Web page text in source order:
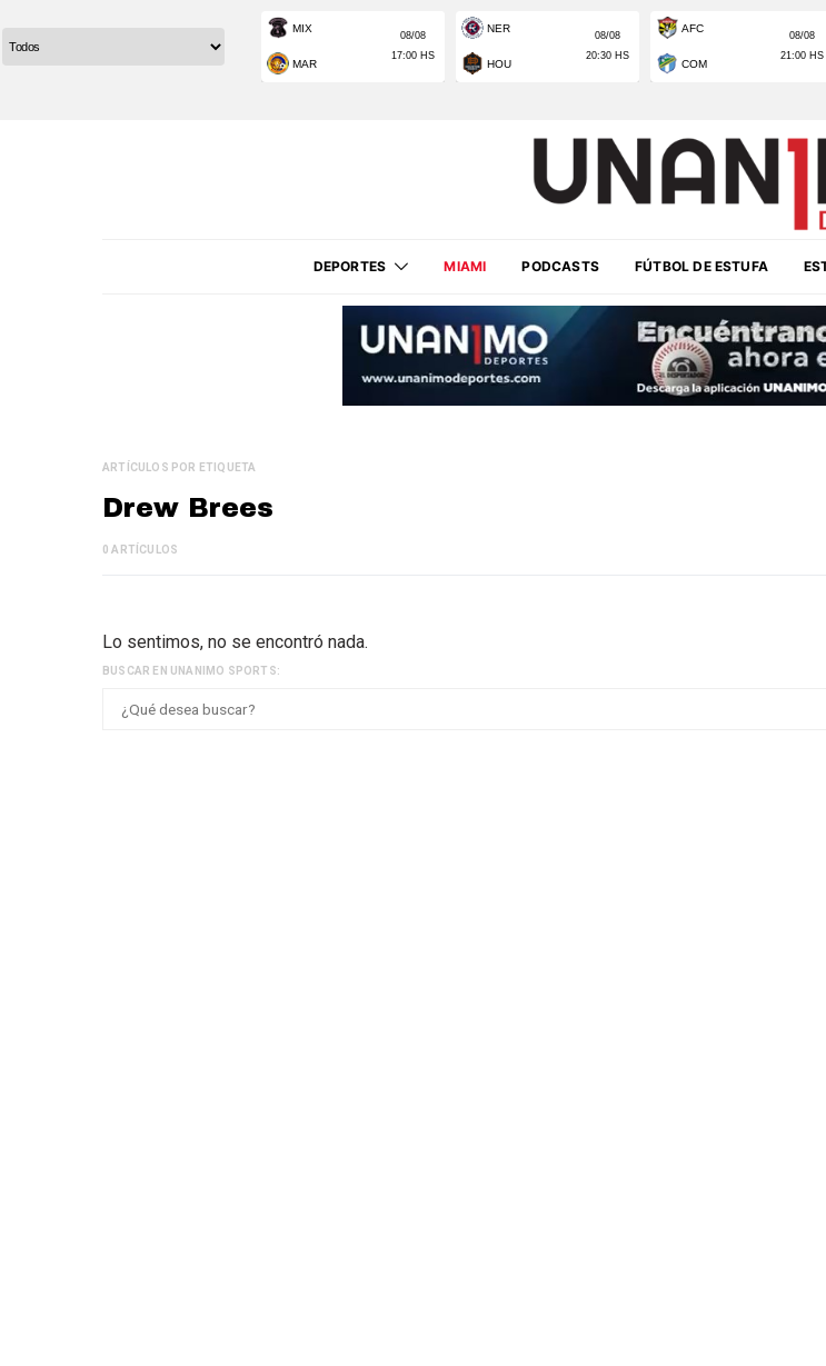
DEPORTES MIAMI PODCASTS FÚTBOL DE ESTUFA
ARTÍCULOS POR ETIQUETA
Drew Brees
0 ARTÍCULOS
Lo sentimos, no se encontró nada.
BUSCAR EN UNANIMO SPORTS: